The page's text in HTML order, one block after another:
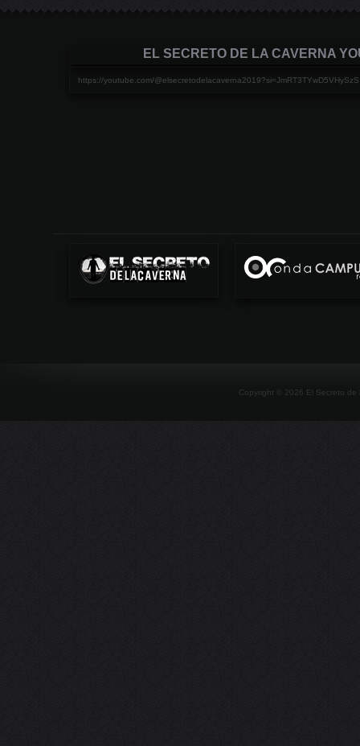
EL SECRETO DE LA CAVERNA
https://youtube.com/@elsecretodelacaverna2019?si=JmRT3TYwD5VHySzS
Copyright © 2026 El Secreto de